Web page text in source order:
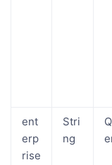
ent
erp
rise
Stri
ng